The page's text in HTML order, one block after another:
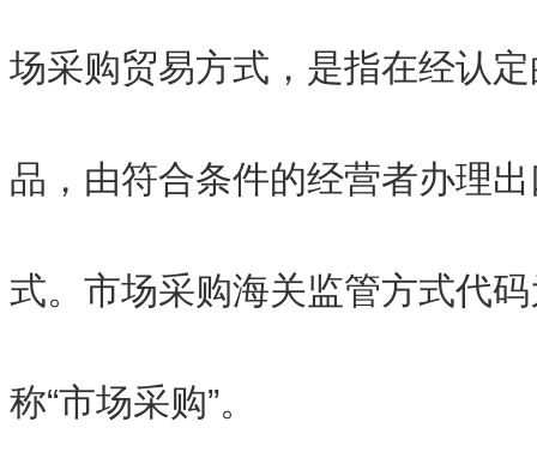
场采购贸易方式，是指在经认
品，由符合条件的经营者办理
式。市场采购海关监管方式代码
称“市场采购”。